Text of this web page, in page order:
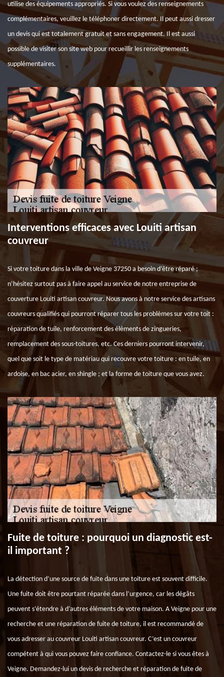
utilise des équipements appropriés. Si vous voulez des renseignements
complémentaires, veuillez le téléphoner directement. Il peut aussi dresser
un devis qui est totalement gratuit et sans engagement. Il est aussi
possible de visiter son site web pour recueillir les renseignements
supplémentaires.
Interventions efficaces avec Louiti artisan
couvreur
Si votre toiture dans la ville de Veigne 37250 a besoin d’être réparé ;
n’hésitez surtout pas à faire appel au service de notre entreprise de
couverture Louiti artisan couvreur. Nous avons à notre service des artisans
couvreurs qualifiés qui pourront réparer tous les problèmes sur votre toit :
réparation de tuile, renforcement des éléments de zingueries,
remplacement des sous-toitures, etc. Ces derniers pourront intervenir,
quel que soit le type de matériau qui recouvre votre toiture : en tuile, en
ardoise, en bac acier, en shingle ; et la forme de toiture que vous avez.
Fuite de toiture : pourquoi un diagnostic est-
il important ?
La détection d’une source de fuite dans une toiture est souvent difficile.
Une fuite doit être pourtant réparée dans l’urgence, car les dégâts
peuvent s’étendre à d’autres éléments de votre maison. A Veigne pour une
recherche et une réparation de fuite de toiture, il est recommandé de
vous adresser au couvreur Louiti artisan couvreur. C’est un couvreur
compétent à qui vous pouvez faire confiance. Contactez-le si vous êtes à
Veigne. Demandez-lui un devis de recherche et réparation de fuite de